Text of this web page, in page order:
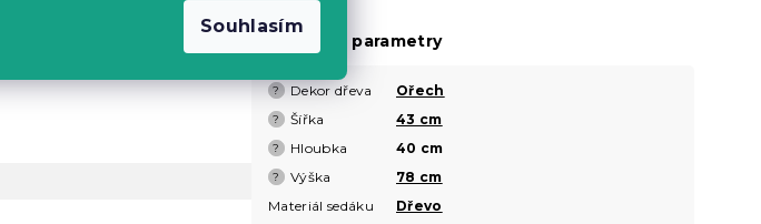
Souhlasím
Doplňkové parametry
? Dekor dřeva Ořech
? Šířka 43 cm
? Hloubka 40 cm
? Výška
78 cm
Materiál sedáku
Dřevo